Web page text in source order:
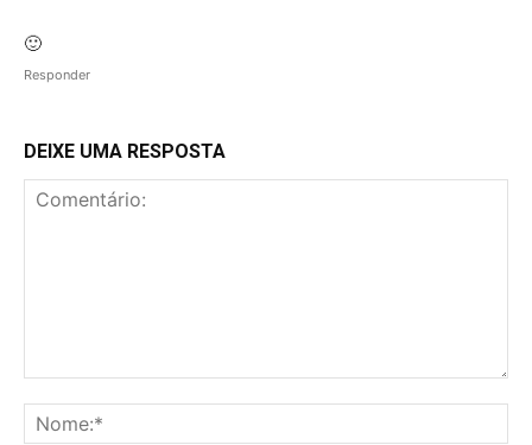
🙂
Responder
DEIXE UMA RESPOSTA